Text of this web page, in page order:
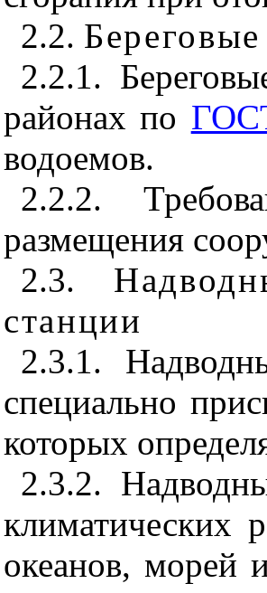
2.2.
2.2.1.
районах по
водоемов.
2.2.2.
размещения
2.3.
станции
2.3.1.
специально
которых
2.3.2.
климатических
океанов, морей